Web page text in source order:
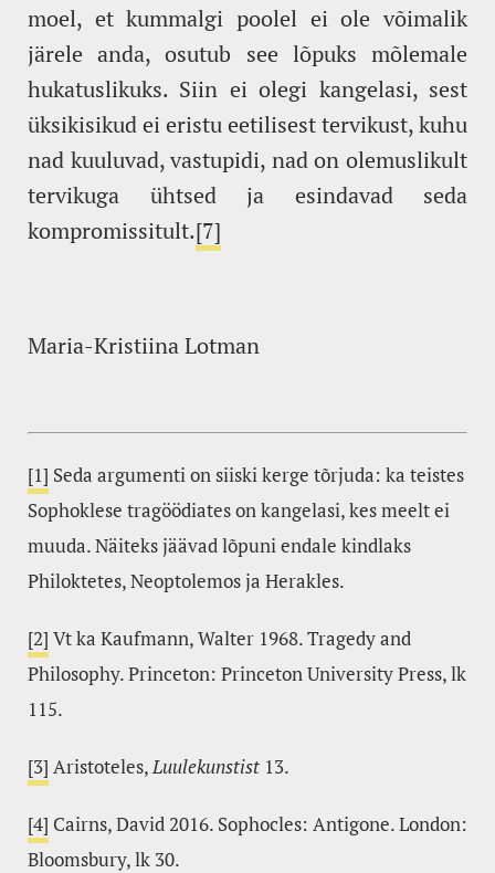
moel, et kummalgi poolel ei ole võimalik
järele anda, osutub see lõpuks mõlemale
hukatuslikuks. Siin ei olegi kangelasi, sest
üksikisikud ei eristu eetilisest tervikust, kuhu
nad kuuluvad, vastupidi, nad on olemuslikult
tervikuga ühtsed ja esindavad seda
kompromissitult.[7]
Maria-Kristiina Lotman
[1] Seda argumenti on siiski kerge tõrjuda: ka teistes
Sophoklese tragöödiates on kangelasi, kes meelt ei
muuda. Näiteks jäävad lõpuni endale kindlaks
Philoktetes, Neoptolemos ja Herakles.
[2] Vt ka Kaufmann, Walter 1968. Tragedy and
Philosophy. Princeton: Princeton University Press, lk
115.
[3] Aristoteles,Luulekunstist 13.
[4] Cairns, David 2016. Sophocles: Antigone. London:
Bloomsbury, lk 30.